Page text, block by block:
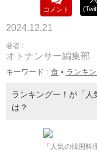
コメント
2024.12.21
著者 :
オトナンサー編集部
キーワード : 食 • ランキ
ランキングー！が「
は？
「人気の韓国料